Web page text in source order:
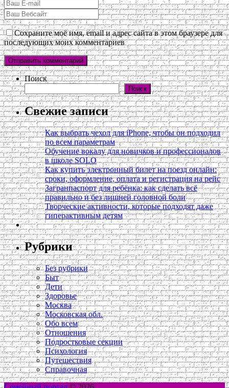
Сохраните моё имя, email и адрес сайта в этом браузере для
последующих моих комментариев
Поиск
Поиск
Свежие записи
Как выбрать чехол для iPhone, чтобы он подходил
по всем параметрам
Обучение вокалу для новичков и профессионалов
в школе SOLO
Как купить электронный билет на поезд онлайн:
сроки, оформление, оплата и регистрация на рейс
Загранпаспорт для ребёнка: как сделать всё
правильно и без лишней головной боли
Творческие активности, которые подходят даже
гиперактивным детям
Рубрики
Без рубрики
Быт
Дети
Здоровье
Москва
Московская обл.
Обо всем
Отношения
Подростковые секции
Психология
Путешествия
Справочная